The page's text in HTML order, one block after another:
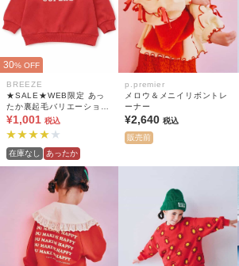
30% OFF
BREEZE
★SALE★WEB限定 あっ
たか裏起毛バリエーション
トレーナー
¥1,001 税込
在庫なし あったか
p.premier
メロウ＆メニイリボントレ
ーナー
¥2,640税込
販売前